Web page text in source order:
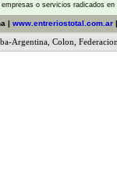
empresas o servicios radicados
| www.entreriostotal.com.ar
Argentina Colon